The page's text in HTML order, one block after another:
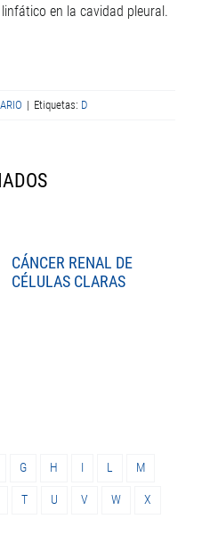
en la cavidad pleural.
| Etiquetas: D
CÁNCER RENAL DE
CÉLULAS CLARAS
G H I L M
T U V W X